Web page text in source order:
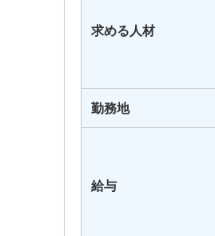
求める人材
勤務地
給与